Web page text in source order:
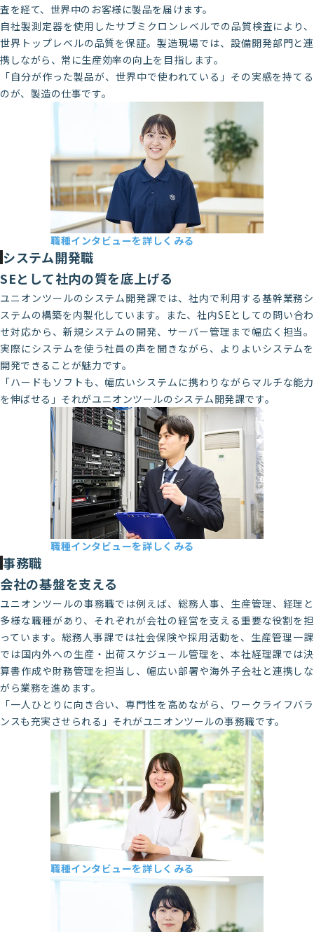
査を経て、世界中のお客様に製品を届けます。
自社製測定器を使用したサブミクロンレベルでの品質検査により、
世界トップレベルの品質を保証。製造現場では、設備開発部門と連
携しながら、常に生産効率の向上を目指します。
「自分が作った製品が、世界中で使われている」その実感を持てる
のが、製造の仕事です。
長岡第一製造部 M・I
2017年新卒入社（総合学科卒業）
職種インタビューを詳しくみる
システム開発職
SEとして社内の質を底上げる
ユニオンツールのシステム開発課では、社内で利用する基幹業務シ
ステムの構築を内製化しています。また、社内SEとしての問い合わ
せ対応から、新規システムの開発、サーバー管理まで幅広く担当。
実際にシステムを使う社員の声を聞きながら、よりよいシステムを
開発できることが魅力です。
「ハードもソフトも、幅広いシステムに携わりながらマルチな能力
を伸ばせる」それがユニオンツールのシステム開発課です。
2022年新卒入社
職種インタビューを詳しくみる
事務職
会社の基盤を支える
ユニオンツールの事務職では例えば、総務人事、生産管理、経理と
多様な職種があり、それぞれが会社の経営を支える重要な役割を担
っています。総務人事課では社会保険や採用活動を、生産管理一課
では国内外への生産・出荷スケジュール管理を、本社経理課では決
算書作成や財務管理を担当し、幅広い部署や海外子会社と連携しな
がら業務を進めます。
「一人ひとりに向き合い、専門性を高めながら、ワークライフバラ
ンスも充実させられる」それがユニオンツールの事務職です。
総務部 M・S
職種インタビューを詳しくみる